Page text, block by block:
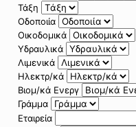
Τάξη
Οδοποιία
Οικοδομικά
Υδραυλικά
Λιμενικά
Ηλεκτρ/κά
Βιομ/κά Ενεργ
Γράμμα
Εταιρεία